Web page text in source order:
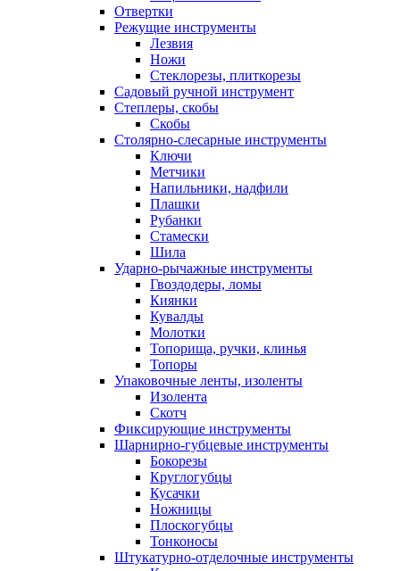
Отвертки
Режущие инструменты
Лезвия
Ножи
Стеклорезы, плиткорезы
Садовый ручной инструмент
Степлеры, скобы
Скобы
Столярно-слесарные инструменты
Ключи
Метчики
Напильники, надфили
Плашки
Рубанки
Стамески
Шила
Ударно-рычажные инструменты
Гвоздодеры, ломы
Киянки
Кувалды
Молотки
Топорища, ручки, клинья
Топоры
Упаковочные ленты, изоленты
Изолента
Скотч
Фиксирующие инструменты
Шарнирно-губцевые инструменты
Бокорезы
Круглогубцы
Кусачки
Ножницы
Плоскогубцы
Тонконосы
Штукатурно-отделочные инструменты